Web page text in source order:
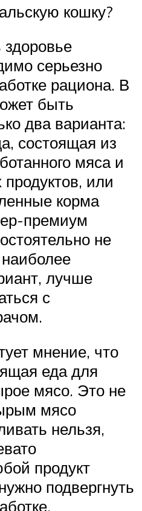
кошку?
серьезно
рациона. В
быть
два варианта:
состоящая из
мяса и
или
корма
премиум
не
лучше
с
мнение, что
еда для
мясо. Это не
мясо
нельзя,
продукт
подвергнуть